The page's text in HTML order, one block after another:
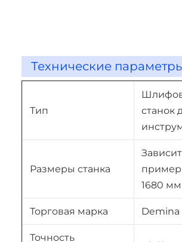
Технические
Тип
станок
Размеры станка
1680
Торговая марка Demina
Точность